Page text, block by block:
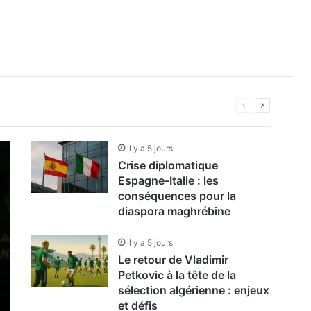
provisoire. Un Marocain résidant aux Pays-Bas l’accuse d’avoir
Page
il y a 5 jours
Crise diplomatique
Espagne-Italie : les
conséquences pour la
diaspora maghrébine
il y a 5 jours
Le retour de Vladimir
Petkovic à la tête de la
sélection algérienne : enjeux
et défis